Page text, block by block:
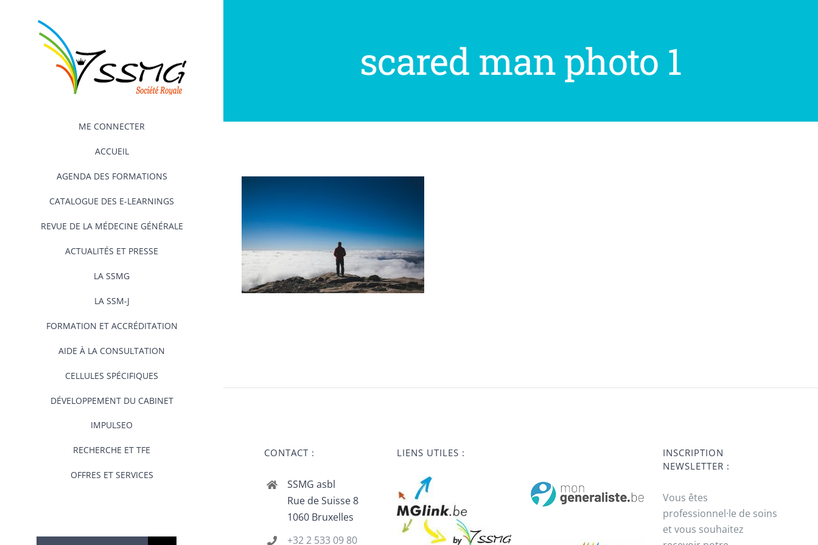
ME CONNECTER
ACCUEIL
AGENDA DES FORMATIONS
CATALOGUE DES E-LEARNINGS
REVUE DE LA MÉDECINE GÉNÉRALE
ACTUALITÉS ET PRESSE
LA SSMG
LA SSM-J
FORMATION ET ACCRÉDITATION
AIDE À LA CONSULTATION
CELLULES SPÉCIFIQUES
DÉVELOPPEMENT DU CABINET
IMPULSEO
RECHERCHE ET TFE
OFFRES ET SERVICES
scared man photo 1
CONTACT :
SSMG asbl
Rue de Suisse 8
1060 Bruxelles
+32 2 533 09 80
LIENS UTILES :
INSCRIPTION
NEWSLETTER :
Vous êtes
professionnel·le de soins
et vous souhaitez